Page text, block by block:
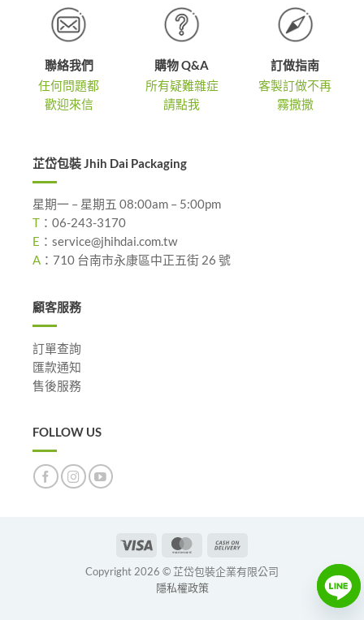
聯絡我們
任何問題都
歡迎來信
購物 Q&A
所有疑難雜症
請點我
訂做指南
客製訂做不再
霧撒撒
芷岱包裝 Jhih Dai Packaging
星期一 – 星期五 08:00am – 5:00pm
T ： 06-243-3170
E ： service@jhihdai.com.tw
A ： 710 台南市永康區中正五街 26 號
顧客服務
訂單查詢
匯款通知
售後服務
FOLLOW US
Visa MasterCard
Delivery
Copyright 2026 © 芷岱包裝企業有限公司
隱私權政策